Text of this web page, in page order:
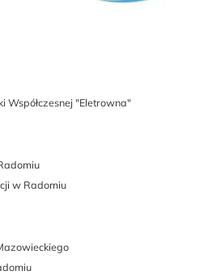
Współczesnej "Eletrowna"
w Radomiu